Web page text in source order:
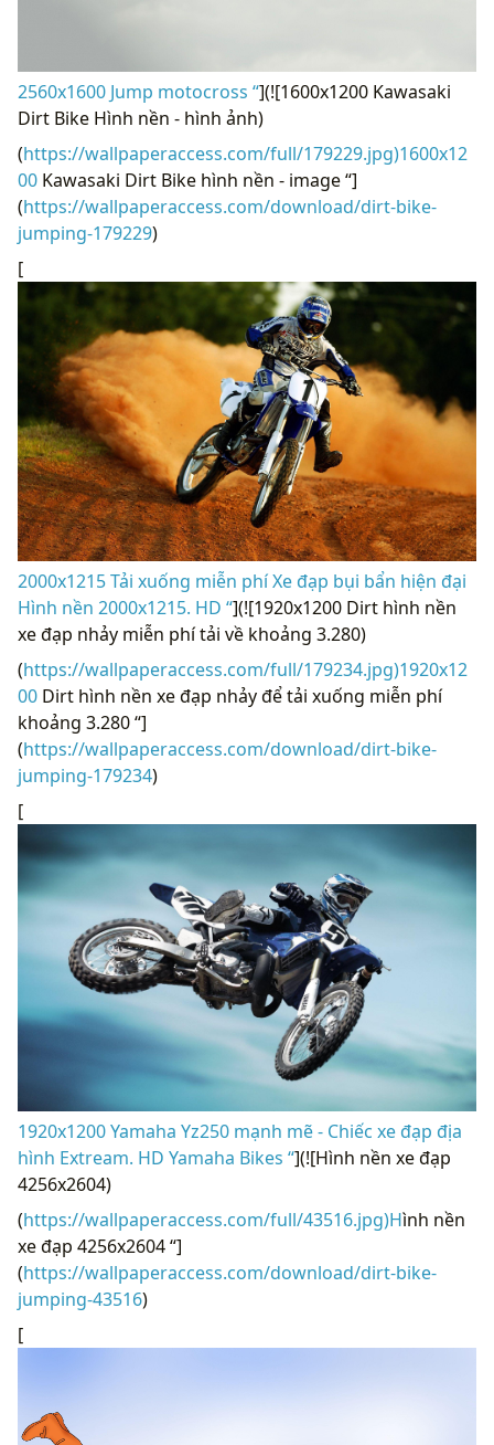
2560x1600 Jump motocross “](![1600x1200 Kawasaki
Dirt Bike Hình nền - hình ảnh)
(https://wallpaperaccess.com/full/179229.jpg)1600x12
00 Kawasaki Dirt Bike hình nền - image “]
(https://wallpaperaccess.com/download/dirt-bike-
jumping-179229)
[
2000x1215 Tải xuống miễn phí Xe đạp bụi bẩn hiện đại
Hình nền 2000x1215. HD “](![1920x1200 Dirt hình nền
xe đạp nhảy miễn phí tải về khoảng 3.280)
(https://wallpaperaccess.com/full/179234.jpg)1920x12
00 Dirt hình nền xe đạp nhảy để tải xuống miễn phí
khoảng 3.280 “]
(https://wallpaperaccess.com/download/dirt-bike-
jumping-179234)
[
1920x1200 Yamaha Yz250 mạnh mẽ - Chiếc xe đạp địa
hình Extream. HD Yamaha Bikes “](![Hình nền xe đạp
4256x2604)
(https://wallpaperaccess.com/full/43516.jpg)Hình nền
xe đạp 4256x2604 “]
(https://wallpaperaccess.com/download/dirt-bike-
jumping-43516)
[